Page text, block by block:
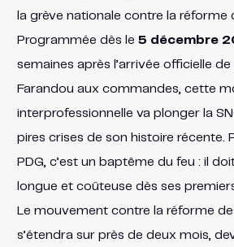
la grève nationale contre la réforme
Programmée dès le 5 décembre
semaines après l’arrivée officielle de
Farandou aux commandes, cette
interprofessionnelle va plonger la
pires crises de son histoire récente.
PDG, c’est un baptême du feu : il
longue et coûteuse dès ses
Le mouvement contre la réforme
s’étendra sur près de deux mois,